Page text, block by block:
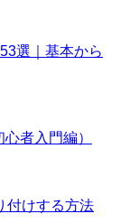
選｜基本から
者入門編）
付けする方法